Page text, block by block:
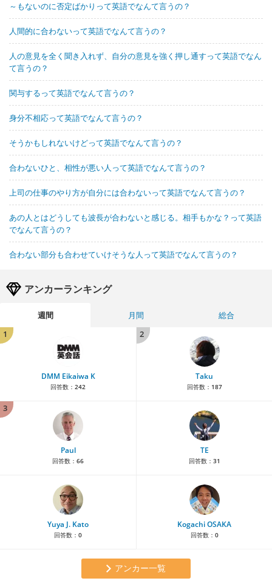
～もないのに否定ばかりって英語でなんて言うの？
人間的に合わないって英語でなんて言うの？
人の意見を全く聞き入れず、自分の意見を強く押し通すって英語でなん
て言うの？
関与するって英語でなんて言うの？
身分不相応って英語でなんて言うの？
そうかもしれないけどって英語でなんて言うの？
合わないひと、相性が悪い人って英語でなんて言うの？
上司の仕事のやり方が自分には合わないって英語でなんて言うの？
あの人とはどうしても波長が合わないと感じる。相手もかな？って英語
でなんて言うの？
合わない部分も合わせていけそうな人って英語でなんて言うの？
アンカーランキング
週間 月間
総合
1
DMM Eikaiwa K
回答数： 242
2
Taku
回答数： 187
3
Paul
回答数： 66
TE
回答数： 31
Yuya J. Kato
回答数： 0
Kogachi OSAKA
回答数： 0
アンカー一覧